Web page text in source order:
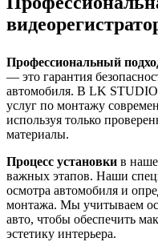
Профессиональный
— это гарантия
автомобиля. В LK
услуг по монтажу
используя только
материалы.
Процесс установки в
важных этапов. Наши
осмотра автомобиля и
монтажа. Мы учитываем
авто, чтобы обеспечить
эстетику интерьера.